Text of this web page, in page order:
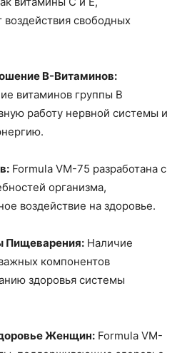
свободных
B-Витаминов:
витаминов группы B
работу нервной системы и
Formula VM-75 разработана с
организма,
воздействие на здоровье.
Пищеварения: Наличие
компонентов
здоровья системы
Женщин: Formula VM-